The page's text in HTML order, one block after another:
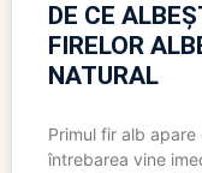
DE CE
FIRELOR
NATURAL
Primul fir alb
întrebarea vine